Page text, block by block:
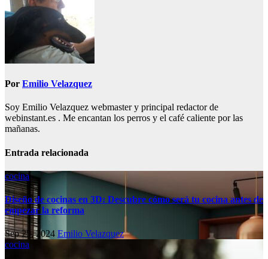
Por Emilio Velazquez
Soy Emilio Velazquez webmaster y principal redactor de
webinstant.es . Me encantan los perros y el café caliente por las
mañanas.
Entrada relacionada
cocina
Diseño de cocinas en 3D: Descubre cómo será tu cocina antes de
empezar la reforma
Sep 25, 2024 Emilio Velazquez
cocina